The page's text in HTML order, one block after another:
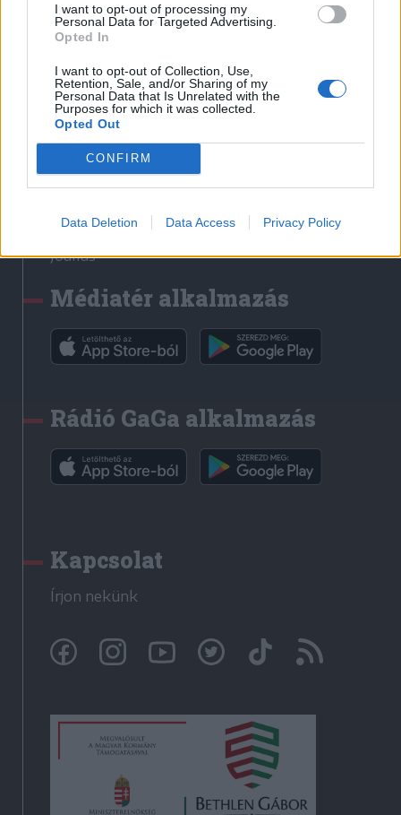
I want to opt-out of processing my
Personal Data for Targeted Advertising.
Opted In
I want to opt-out of Collection, Use,
Retention, Sale, and/or Sharing of my
Personal Data that Is Unrelated with the
Purposes for which it was collected.
Opted Out
CONFIRM
Data Deletion Data Access Privacy Policy
Médiatér
Liget
Krónika
Bihari Napló
Erdélyi Napló
Főtér
Rádió GaGa
Jóállás
Médiatér alkalmazás
Rádió GaGa alkalmazás
Kapcsolat
Írjon nekünk